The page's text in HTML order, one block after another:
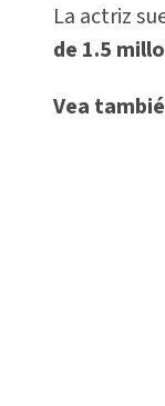
La actriz
de 1.5
Vea